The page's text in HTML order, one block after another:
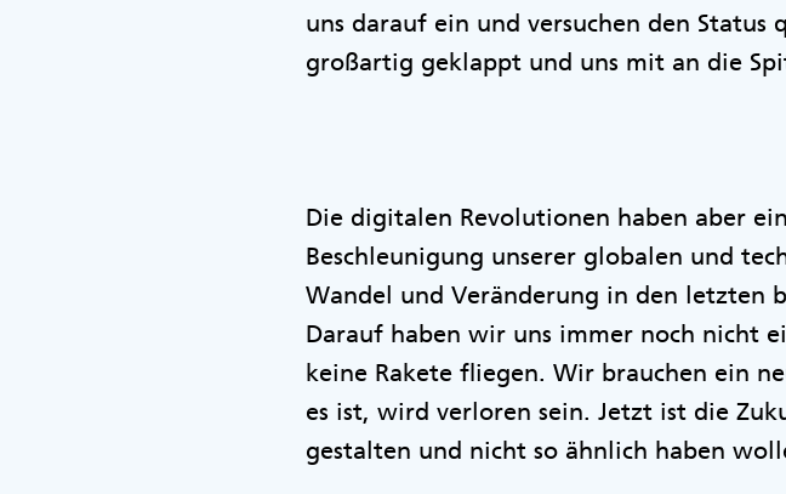
uns darauf ein und versuchen den
großartig geklappt und uns mit an die
Die digitalen Revolutionen haben aber
Beschleunigung unserer globalen und
Wandel und Veränderung in den letzten
Darauf haben wir uns immer noch nicht
keine Rakete fliegen. Wir brauchen ein
es ist, wird verloren sein. Jetzt ist die
gestalten und nicht so ähnlich haben